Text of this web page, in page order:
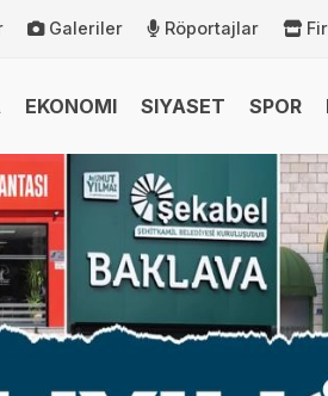
Galeriler Röportajlar
EKONOMI SIYASET SPOR